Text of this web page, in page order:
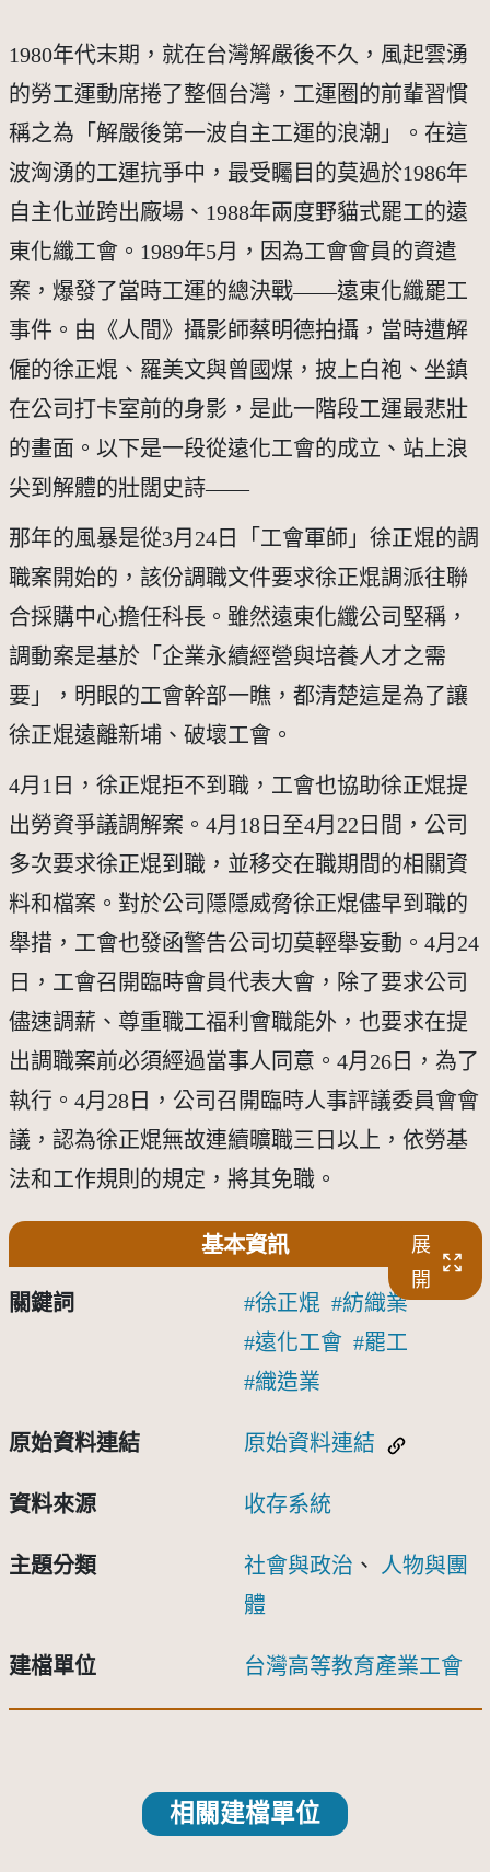
1980年代末期，就在台灣解嚴後不久，風起雲湧
的勞工運動席捲了整個台灣，工運圈的前輩習慣
稱之為「解嚴後第一波自主工運的浪潮」。在這
波洶湧的工運抗爭中，最受矚目的莫過於1986年
自主化並跨出廠場、1988年兩度野貓式罷工的遠
東化纖工會。1989年5月，因為工會會員的資遣
案，爆發了當時工運的總決戰——遠東化纖罷工
事件。由《人間》攝影師蔡明德拍攝，當時遭解
僱的徐正焜、羅美文與曾國煤，披上白袍、坐鎮
在公司打卡室前的身影，是此一階段工運最悲壯
的畫面。以下是一段從遠化工會的成立、站上浪
尖到解體的壯闊史詩——
那年的風暴是從3月24日「工會軍師」徐正焜的調
職案開始的，該份調職文件要求徐正焜調派往聯
合採購中心擔任科長。雖然遠東化纖公司堅稱，
調動案是基於「企業永續經營與培養人才之需
要」，明眼的工會幹部一瞧，都清楚這是為了讓
徐正焜遠離新埔、破壞工會。
4月1日，徐正焜拒不到職，工會也協助徐正焜提
出勞資爭議調解案。4月18日至4月22日間，公司
多次要求徐正焜到職，並移交在職期間的相關資
料和檔案。對於公司隱隱威脅徐正焜儘早到職的
舉措，工會也發函警告公司切莫輕舉妄動。4月24
日，工會召開臨時會員代表大會，除了要求公司
儘速調薪、尊重職工福利會職能外，也要求在提
出調職案前必須經過當事人同意。4月26日，為了
執行。4月28日，公司召開臨時人事評議委員會會
議，認為徐正焜無故連續曠職三日以上，依勞基
法和工作規則的規定，將其免職。
基本資訊
展
開
關鍵詞 徐正焜
紡織業
遠化工會
罷工
織造業
原始資料連結 原始資料連結
資料來源 收存系統
主題分類 社會與政治 、
人物與團
體
建檔單位 台灣高等教育產業工會
相關建檔單位